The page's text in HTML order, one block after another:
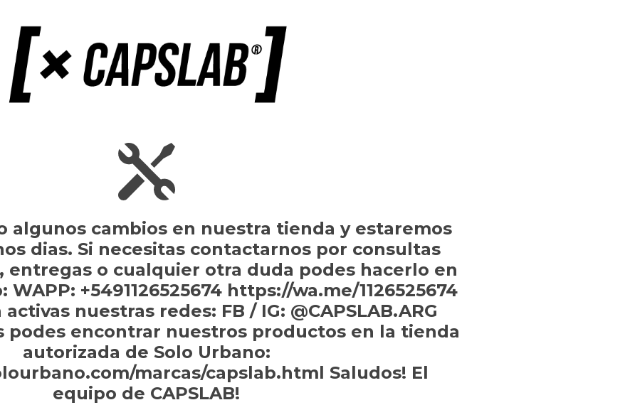
algunos cambios en nuestra tienda y estaremos
dias. Si necesitas contactarnos por consultas
entregas o cualquier otra duda podes hacerlo en
+5491126525674 https://wa.me/1126525674
nuestras redes: FB / IG: @CAPSLAB.ARG
podes encontrar nuestros productos en la tienda
autorizada de Solo Urbano:
marcas/capslab.html Saludos! El
equipo de CAPSLAB!